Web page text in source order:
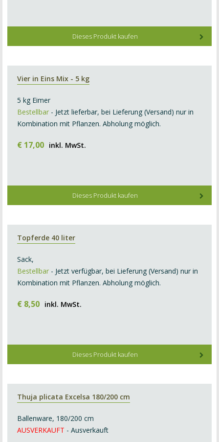
Dieses Produkt kaufen
Vier in Eins Mix - 5 kg
5 kg Eimer
Bestellbar - Jetzt lieferbar, bei Lieferung (Versand) nur in
Kombination mit Pflanzen. Abholung möglich.
€ 17,00 inkl. MwSt.
Dieses Produkt kaufen
Topferde 40 liter
Sack,
Bestellbar - Jetzt verfügbar, bei Lieferung (Versand) nur in
Kombination mit Pflanzen. Abholung möglich.
€ 8,50 inkl. MwSt.
Dieses Produkt kaufen
Thuja plicata Excelsa 180/200 cm
Ballenware, 180/200 cm
AUSVERKAUFT - Ausverkauft